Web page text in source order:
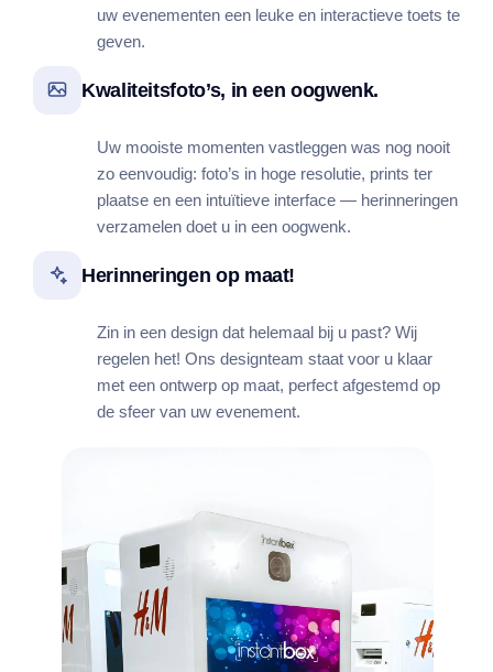
uw evenementen een leuke en interactieve toets te
geven.
Kwaliteitsfoto’s, in een oogwenk.
Uw mooiste momenten vastleggen was nog nooit
zo eenvoudig: foto’s in hoge resolutie, prints ter
plaatse en een intuïtieve interface — herinneringen
verzamelen doet u in een oogwenk.
Herinneringen op maat!
Zin in een design dat helemaal bij u past? Wij
regelen het! Ons designteam staat voor u klaar
met een ontwerp op maat, perfect afgestemd op
de sfeer van uw evenement.